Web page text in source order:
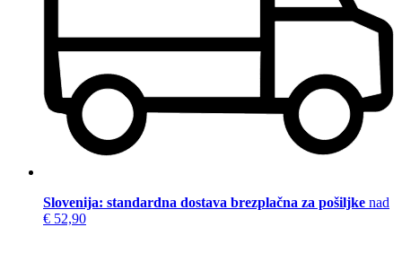
Slovenija: standardna dostava brezplačna za pošiljke nad
€ 52,90